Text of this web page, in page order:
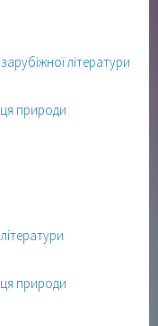
літератури
природи
природи